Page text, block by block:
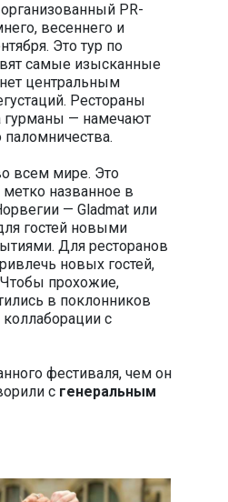
PR-
весеннего и
Это тур по
самые изысканные
центральным
Рестораны
гурманы — намечают
всем мире. Это
названное в
— Gladmat или
гостей новыми
Для ресторанов
новых гостей,
прохожие,
в поклонников
с
фестиваля, чем он
с генеральным